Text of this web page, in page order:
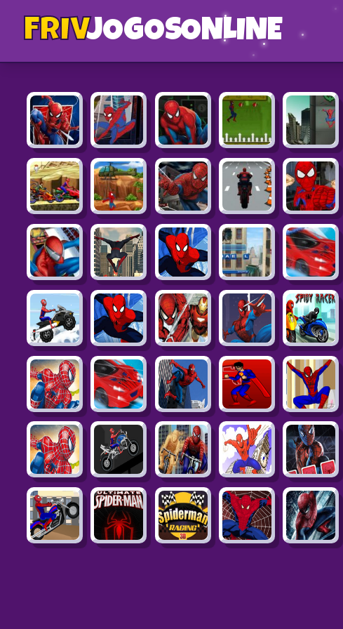
FRIVJOGOSONLINE